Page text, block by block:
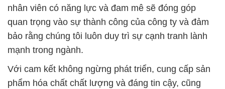
nhân viên có năng lực và đam mê sẽ đóng góp
quan trọng vào sự thành công của công ty và đảm
bảo rằng chúng tôi luôn duy trì sự cạnh tranh lành
mạnh trong ngành.
Với cam kết không ngừng phát triển, cung cấp sản
phẩm hóa chất chất lượng và đáng tin cậy, cũng